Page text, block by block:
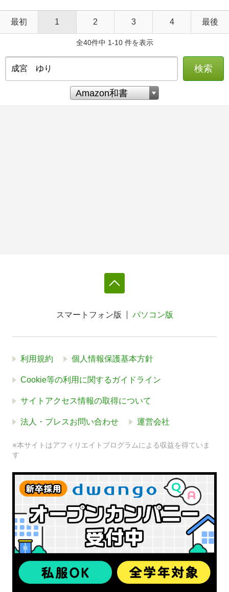
最初 1 2 3 4 最後
全40件中 1-10 件を表示
検索
スマートフォン版 パソコン版
利用規約 個人情報保護基本方針
Cookie等の利用に関するガイドライン
サイトアクセス情報の取得について
法人・プレスお問い合わせ 運営会社
※本サイトはアフィリエイトプログラムによる収益を得ていま
す